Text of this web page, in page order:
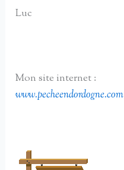
Luc
Mon site internet :
www.pecheendordogne.com